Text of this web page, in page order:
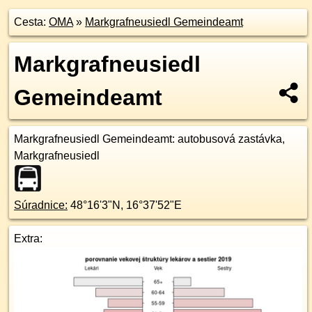
Cesta: OMA» Markgrafneusiedl Gemeindeamt
Markgrafneusiedl
Gemeindeamt
Markgrafneusiedl Gemeindeamt: autobusová zastávka,
Markgrafneusiedl
Súradnice: 48°16'3"N , 16°37'52"E
Extra: